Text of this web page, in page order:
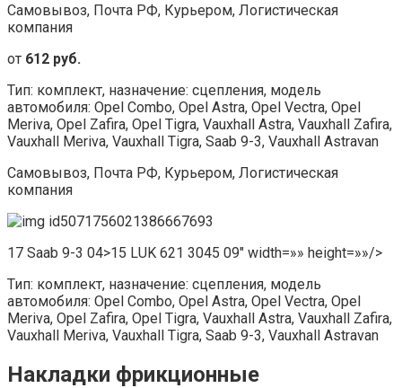
Самовывоз, Почта РФ, Курьером, Логистическая
компания
от 612 руб.
Тип: комплект, назначение: сцепления, модель
автомобиля: Opel Combo, Opel Astra, Opel Vectra, Opel
Meriva, Opel Zafira, Opel Tigra, Vauxhall Astra, Vauxhall Zafira,
Vauxhall Meriva, Vauxhall Tigra, Saab 9-3, Vauxhall Astravan
Самовывоз, Почта РФ, Курьером, Логистическая
компания
17 Saab 9-3 04>15 LUK 621 3045 09″ width=»» height=»»/>
Тип: комплект, назначение: сцепления, модель
автомобиля: Opel Combo, Opel Astra, Opel Vectra, Opel
Meriva, Opel Zafira, Opel Tigra, Vauxhall Astra, Vauxhall Zafira,
Vauxhall Meriva, Vauxhall Tigra, Saab 9-3, Vauxhall Astravan
Накладки фрикционные